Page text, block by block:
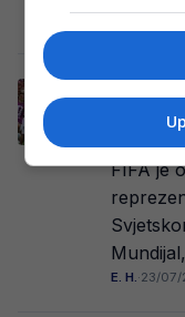
Mundijal!
FIFA je
E. H.·23/07/